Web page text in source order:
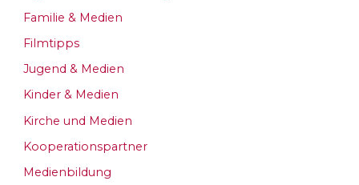
Familie & Medien
Filmtipps
Jugend & Medien
Kinder & Medien
Kirche und Medien
Kooperationspartner
Medienbildung